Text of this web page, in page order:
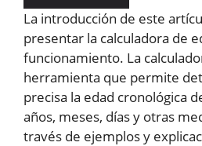
La introducción de este
presentar la calculadora de
funcionamiento. La
herramienta que permite
precisa la edad cronológica
años, meses, días y otras
través de ejemplos y